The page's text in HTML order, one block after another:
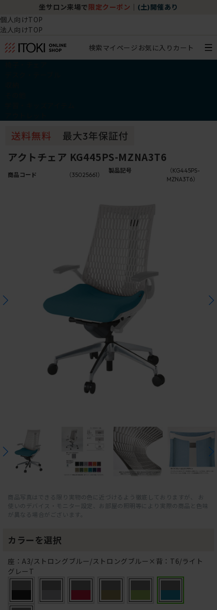
坐サロン来場で 限定クーポン (土)開催あり
個人向けTOP
法人向けTOP
検索マイページ お気に入り カート
アクトチェア KG445PS-MZNA3T6
商品コード （35025661）
製品記号
（KG445PS-
MZNA3T6）
商品写真はできる限り実物の色に近づけるよう徹底しておりますが、 お
使いのデバイス・モニター設定、お部屋の照明等により実際の商品と色味
が異なる場合がございます。
カラーを選択
座：A3/ストロングブルー/ストロングブルー×背：T6/ライト
グレーT